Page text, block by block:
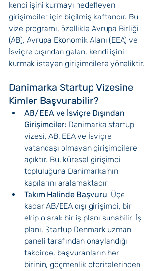
kendi işini kurmayı hedefleyen
girişimciler için biçilmiş kaftandır. Bu
vize programı, özellikle Avrupa Birliği
(AB), Avrupa Ekonomik Alanı (EEA) ve
İsviçre dışından gelen, kendi işini
kurmak isteyen girişimcilere yöneliktir.
Danimarka Startup Vizesine
Kimler Başvurabilir?
AB/EEA ve İsviçre Dışından
Girişimciler: Danimarka startup
vizesi, AB, EEA ve İsviçre
vatandaşı olmayan girişimcilere
açıktır. Bu, küresel girişimci
topluluğuna Danimarka'nın
kapılarını aralamaktadır.
Takım Halinde Başvuru: Üçe
kadar AB/EEA dışı girişimci, bir
ekip olarak bir iş planı sunabilir. İş
planı, Startup Denmark uzman
paneli tarafından onaylandığı
takdirde, başvuranların her
birinin, göçmenlik otoritelerinden